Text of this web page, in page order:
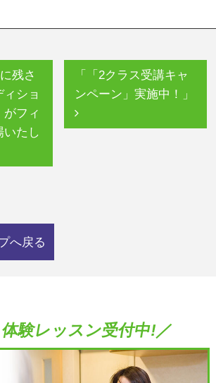
「「2クラス受講キャ
ンペーン」実施中！」
残さ
ショ
がフィ
いたし
へ戻る
験レッスン受付中!／